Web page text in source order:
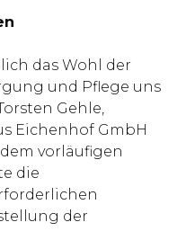
das Wohl der
und Pflege uns
Gehle,
Eichenhof GmbH
vorläufigen
die
der